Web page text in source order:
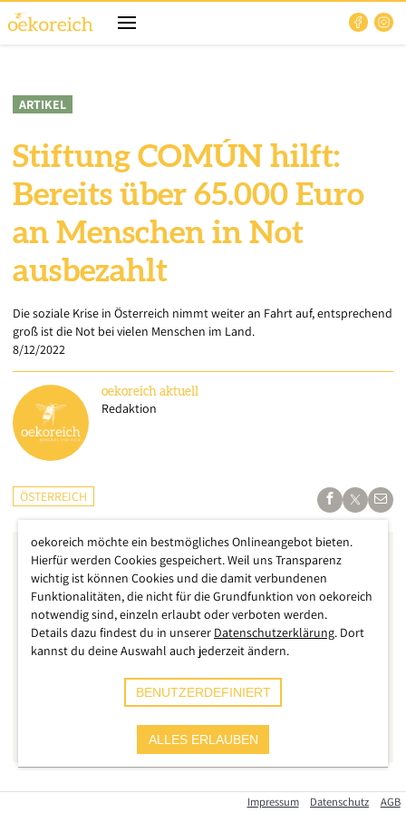
ARTIKEL
Stiftung COMÚN hilft:
Bereits über 65.000 Euro
an Menschen in Not
ausbezahlt
Die soziale Krise in Österreich nimmt weiter an Fahrt auf, entsprechend
groß ist die Not bei vielen Menschen im Land.
8/12/2022
oekoreich aktuell
Redaktion
ÖSTERREICH
Die soziale Krise in Österreich nimmt weiter an Fahrt auf,
Impressum Datenschutz AGB
oekoreich möchte ein bestmögliches Onlineangebot bieten.
Hierfür werden Cookies gespeichert. Weil uns Transparenz
wichtig ist können Cookies und die damit verbundenen
Funktionalitäten, die nicht für die Grundfunktion von oekoreich
notwendig sind, einzeln erlaubt oder verboten werden.
Details dazu findest du in unserer Datenschutzerklärung. Dort
kannst du deine Auswahl auch jederzeit ändern.
BENUTZERDEFINIERT
ALLES ERLAUBEN